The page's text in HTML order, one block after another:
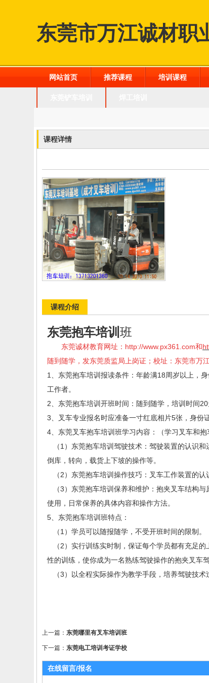
东莞市万江诚材职
网站首页 推荐课程 培训课程
课程详情
课程介绍
东莞抱车培训 班
东莞诚材教育网址： http://www.px361.com和
随到随学，发东莞质监局上岗证；校址：东莞市万
1
、东莞抱车培训报读条件：年龄满18周岁以上，
工作者。
2 、东莞抱车培训开班时间：随到随学，培训时间20
3 、叉车专业报名时应准备一寸红底相片5张，身份
4 、东莞叉车抱车培训班学习内容：（学习叉车和抱
（1 ）东莞抱车培训驾驶技术：驾驶装置的认识
倒库，转向，载货上下坡的操作等。
（2）东莞抱车培训操作技巧：叉车工作装置的
（3）东莞抱车培训保养和维护：抱夹叉车结构
使用，日常保养的具体内容和操作方法。
5 、东莞抱车培训班特点：
（1 ）学员可以随报随学，不受开班时间的限制。
（2）实行训练实时制，保证每个学员都有充足
性的训练，使你成为一名熟练驾驶操作的抱夹叉车驾
（3）以全程实际操作为教学手段，培养驾驶技
上一篇： 东莞哪里有叉车培训班
下一篇： 东莞电工培训考证学校
在线留言/报名